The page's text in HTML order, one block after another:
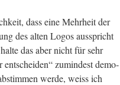
dass eine Mehr­heit der
des alten Logos aus­spricht
das aber nicht für sehr
zumin­dest demo­
wer­de, weiss ich